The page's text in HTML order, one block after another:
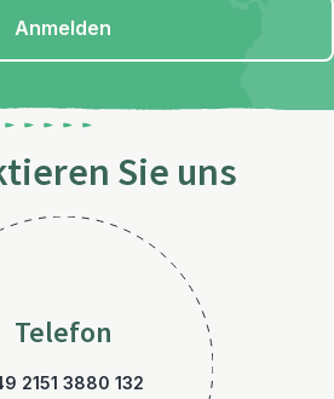
Anmelden
Sie uns
Telefon
2151 3880 132